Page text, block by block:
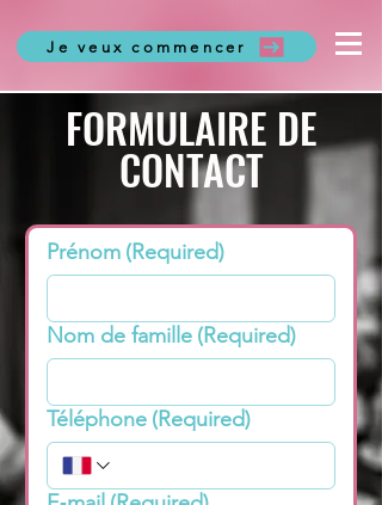
Je veux commencer
FORMULAIRE DE
CONTACT
Prénom (Required)
Nom de famille (Required)
Téléphone (Required)